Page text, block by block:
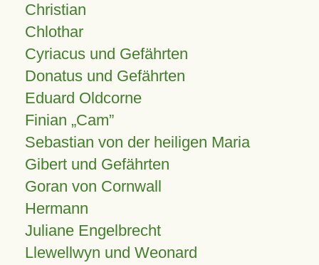
Christian
Chlothar
Cyriacus und Gefährten
Donatus und Gefährten
Eduard Oldcorne
Finian Cam
Sebastian von der heiligen Maria
Gibert und Gefährten
Goran von Cornwall
Hermann
Juliane Engelbrecht
Llewellwyn und Weonard